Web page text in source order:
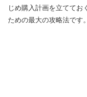
じめ購入計画を立ててお
ための最大の攻略法です。